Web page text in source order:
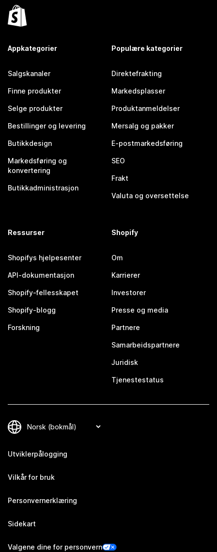
Appkategorier
Salgskanaler
Finne produkter
Selge produkter
Bestillinger og levering
Butikkdesign
Markedsføring og
konvertering
Butikkadministrasjon
Populære kategorier
Direktefrakting
Markedsplasser
Produktanmeldelser
Mersalg og pakker
E-postmarkedsføring
SEO
Frakt
Valuta og oversettelse
Ressurser
Shopifys hjelpesenter
API-dokumentasjon
Shopify-fellesskapet
Shopify-blogg
Forskning
Shopify
Om
Karrierer
Investorer
Presse og media
Partnere
Samarbeidspartnere
Juridisk
Tjenestestatus
Utviklerpålogging
Vilkår for bruk
Personvernerklæring
Sidekart
Valgene dine for personvern